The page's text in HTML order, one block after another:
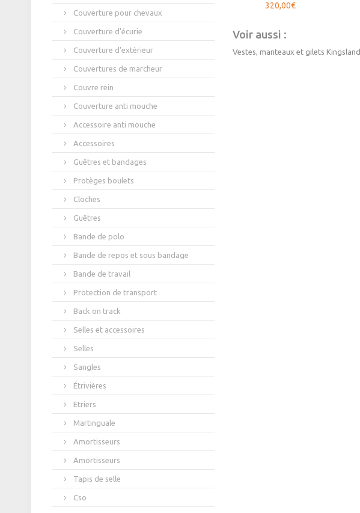
320,00€
Voir aussi :
Vestes, manteaux et gilets Kingsland
Couverture pour chevaux
Couverture d'écurie
Couverture d'extèrieur
Couvertures de marcheur
Couvre rein
Couverture anti mouche
Accessoire anti mouche
Accessoires
Guêtres et bandages
Protèges boulets
Cloches
Guêtres
Bande de polo
Bande de repos et sous bandage
Bande de travail
Protection de transport
Back on track
Selles et accessoires
Selles
Sangles
Étrivières
Etriers
Martinguale
Amortisseurs
Amortisseurs
Tapis de selle
Cso